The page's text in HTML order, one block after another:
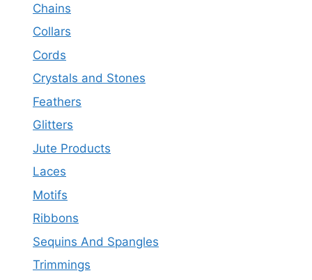
Chains
Collars
Cords
Crystals and Stones
Feathers
Glitters
Jute Products
Laces
Motifs
Ribbons
Sequins And Spangles
Trimmings